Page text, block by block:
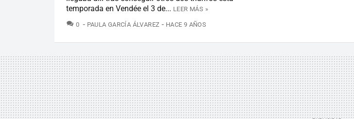
temporada en Vendée el 3 de... LEER MÁS »
0 COMENTARIOS
PAULA GARCÍA ÁLVAREZ HACE 9 AÑOS